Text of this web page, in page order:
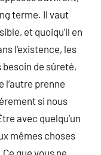
terme. Il vaut
et quoiqu’il en
l’existence, les
de sûreté,
l’autre prenne
si nous
avec quelqu’un
mêmes choses
que vous ne